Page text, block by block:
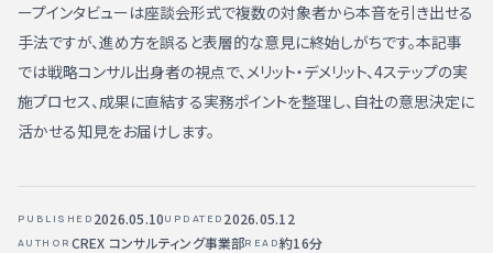
ープインタビューは座談会形式で複数の対象者から本音を引き出せる
手法ですが、進め方を誤ると表層的な意見に終始しがちです。本記事
では戦略コンサル出身者の視点で、メリット・デメリット、4ステップの実
施プロセス、成果に直結する実務ポイントを整理し、自社の意思決定に
活かせる知見をお届けします。
PUBLISHED 2026.05.10UPDATED 2026.05.12
AUTHOR CREX コンサルティング事業部READ約16分